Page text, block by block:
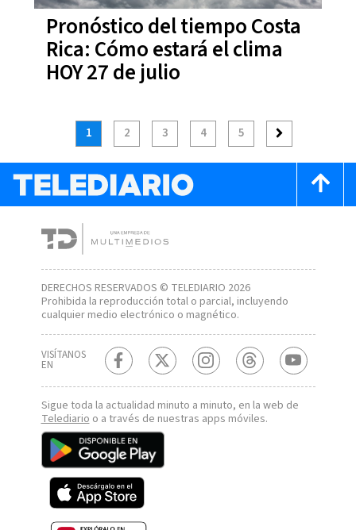
Pronóstico del tiempo Costa
Rica: Cómo estará el clima
HOY 27 de julio
1 2 3 4 5
DERECHOS RESERVADOS © TELEDIARIO 2026
Prohibida la reproducción total o parcial, incluyendo
cualquier medio electrónico o magnético.
VISÍTANOS
EN
Sigue toda la actualidad minuto a minuto, en la web de
Telediario o a través de nuestras apps móviles.